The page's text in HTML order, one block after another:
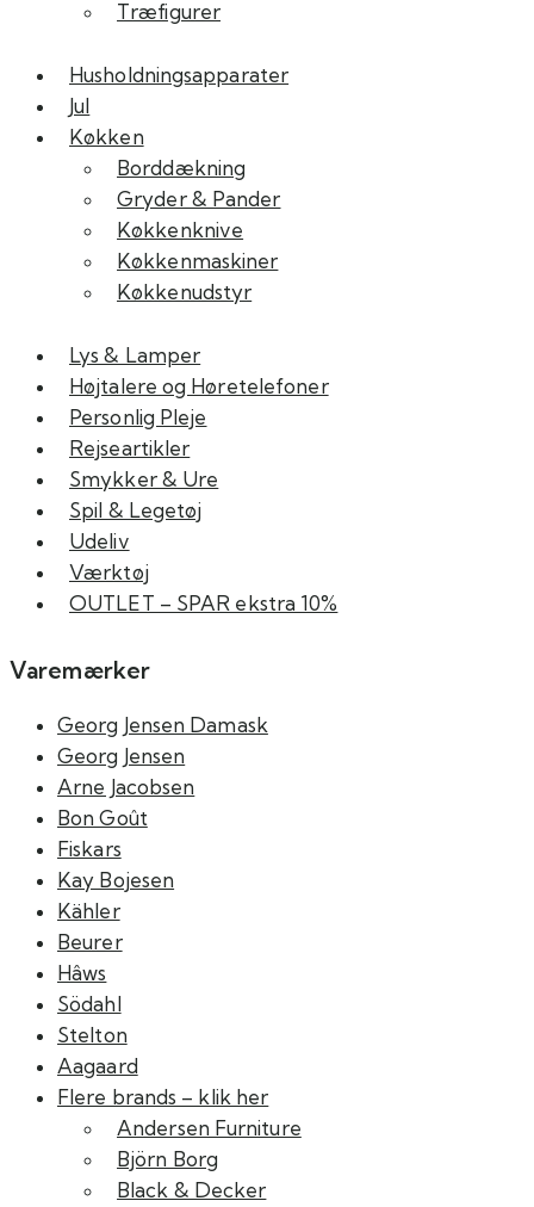
Træfigurer
Husholdningsapparater
Jul
Køkken
Borddækning
Gryder & Pander
Køkkenknive
Køkkenmaskiner
Køkkenudstyr
Lys & Lamper
Højtalere og Høretelefoner
Personlig Pleje
Rejseartikler
Smykker & Ure
Spil & Legetøj
Udeliv
Værktøj
OUTLET – SPAR ekstra 10%
Varemærker
Georg Jensen Damask
Georg Jensen
Arne Jacobsen
Bon Goût
Fiskars
Kay Bojesen
Kähler
Beurer
Hâws
Södahl
Stelton
Aagaard
Flere brands – klik her
Andersen Furniture
Björn Borg
Black & Decker